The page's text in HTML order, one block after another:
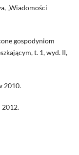
„Wiadomości
gospodyniom
t. 1, wyd. II,
2010.
2012.